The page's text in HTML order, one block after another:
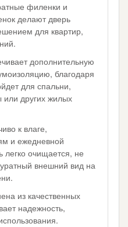
филенки и
делают дверь
для квартир,
дополнительную
благодаря
для спальни,
или других жилых
к влаге,
и ежедневной
легко очищается, не
внешний вид на
из качественных
надежность,